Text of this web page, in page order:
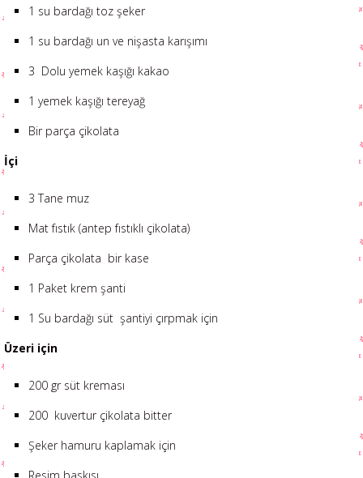
1 su bardağı toz şeker
1 su bardağı un ve nişasta karışımı
3 Dolu yemek kaşığı kakao
1 yemek kaşığı tereyağ
Bir parça çikolata
İçi
3 Tane muz
Mat fıstık (antep fıstıklı çikolata)
Parça çikolata bir kase
1 Paket krem şanti
1 Su bardağı süt şantiyi çırpmak için
Üzeri için
200 gr süt kreması
200 kuvertur çikolata bitter
Şeker hamuru kaplamak için